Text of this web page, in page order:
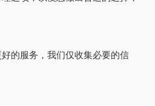
的服务，我们仅收集必要的信